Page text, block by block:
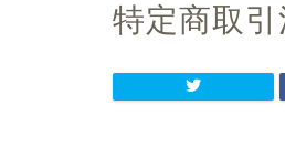
特定商取